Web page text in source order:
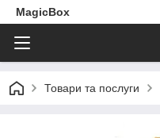
MagicBox
Товари та послуги